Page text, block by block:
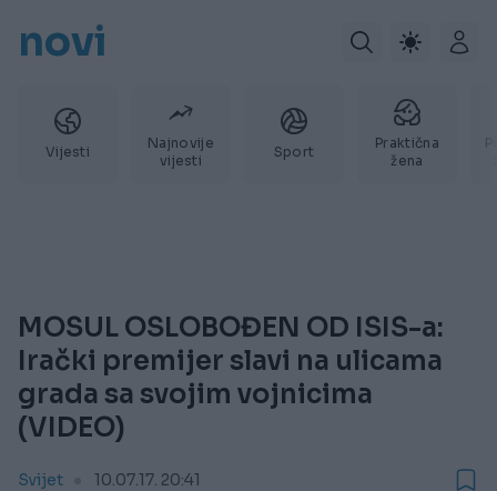
novi
Vijesti
Najnovije
vijesti
Sport
Praktična
žena
MOSUL OSLOBOĐEN OD ISIS-a:
Irački premijer slavi na ulicama
grada sa svojim vojnicima
(VIDEO)
Svijet 10.07.17. 20:41